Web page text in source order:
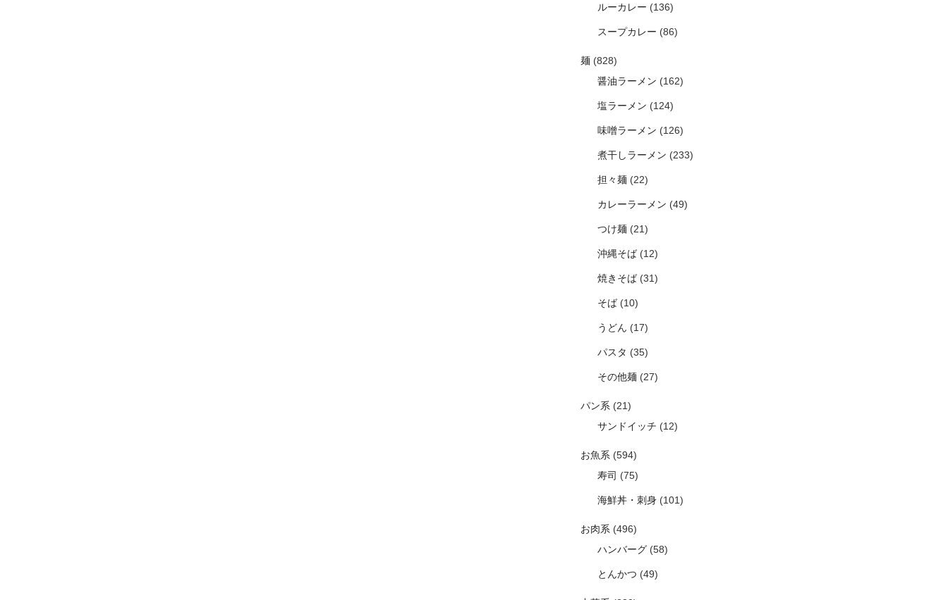
ルーカレー (136)
スープカレー (86)
麺(828)
醤油ラーメン (162)
塩ラーメン (124)
味噌ラーメン (126)
煮干しラーメン (233)
担々麺(22)
カレーラーメン (49)
つけ麺(21)
沖縄そば(12)
焼きそば(31)
そば(10)
うどん (17)
パスタ (35)
その他麺(27)
パン系 (21)
サンドイッチ (12)
お魚系 (594)
寿司 (75)
海鮮丼・刺身(101)
お肉系 (496)
ハンバーグ(58)
とんかつ (49)